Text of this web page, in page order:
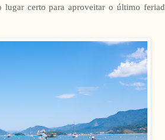
lugar certo para aproveitar o último